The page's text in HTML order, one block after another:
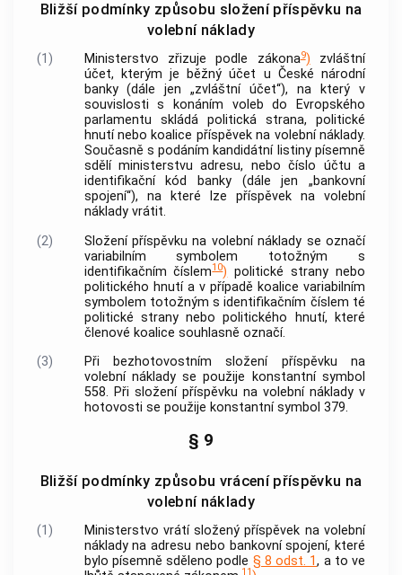
Bližší podmínky způsobu složení příspěvku na
volební náklady
(1) Ministerstvo zřizuje podle zákona9) zvláštní
účet, kterým je běžný účet u České národní
banky(dále jen „zvláštní účet“), na který v
souvislosti s konáním voleb do Evropského
parlamentu skládá politická strana, politické
hnutí nebo koalice příspěvek na volební náklady.
Současně s podáním kandidátní listiny písemně
sdělí ministerstvu adresu, nebo číslo účtu a
identifikační kód
banky(dále jen „bankovní
spojení“), na které lze příspěvek na volební
náklady vrátit.
(2)
Složení příspěvku na volební náklady se označí
variabilním symbolem totožným s
identifikačním číslem10) politické strany nebo
politického hnutí a v případě koalice variabilním
symbolem totožným s identifikačním číslem té
politické strany nebo politického hnutí, které
členové koalice souhlasně označí.
(3)
Při bezhotovostním složení příspěvku na
volební náklady se použije konstantní symbol
558. Při složení příspěvku na volební náklady v
hotovosti se použije konstantní symbol 379.
§ 9
Bližší podmínky způsobu vrácení příspěvku na
volební náklady
(1)
Ministerstvo vrátí složený příspěvek na volební
náklady na adresu nebo bankovní spojení, které
bylo písemně sděleno podle § 8 odst. 1, a to ve
11